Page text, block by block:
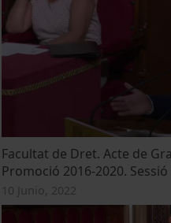
Facultat de Dret. Acte de
Promoció 2016-2020.
10 Junio, 2022